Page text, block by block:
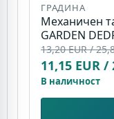
ГРАДИНА
Механичен
GARDEN
13,20 EUR /
11,15 EUR /
В наличност